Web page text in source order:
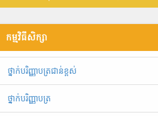
កម្មវិធីសិក្សា
ថ្នាក់បរិញ្ញាបត្រជាន់ខ្ពស់
ថ្នាក់បរិញ្ញាបត្រ